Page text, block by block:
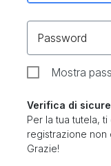
Password
Mostra
Verifica di
Per la tua tutela,
registrazione non
Grazie!